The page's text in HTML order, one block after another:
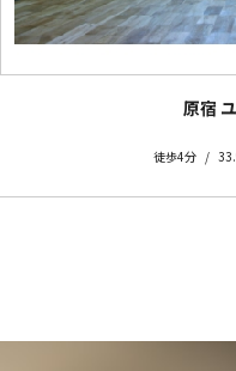
原宿
徒歩4分